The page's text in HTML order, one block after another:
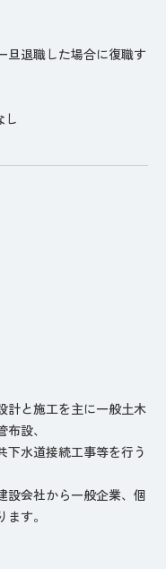
旦退職した場合に復職す
し
計と施工を主に一般土木
設、
下水道接続工事等を行う
設会社から一般企業、個
す。